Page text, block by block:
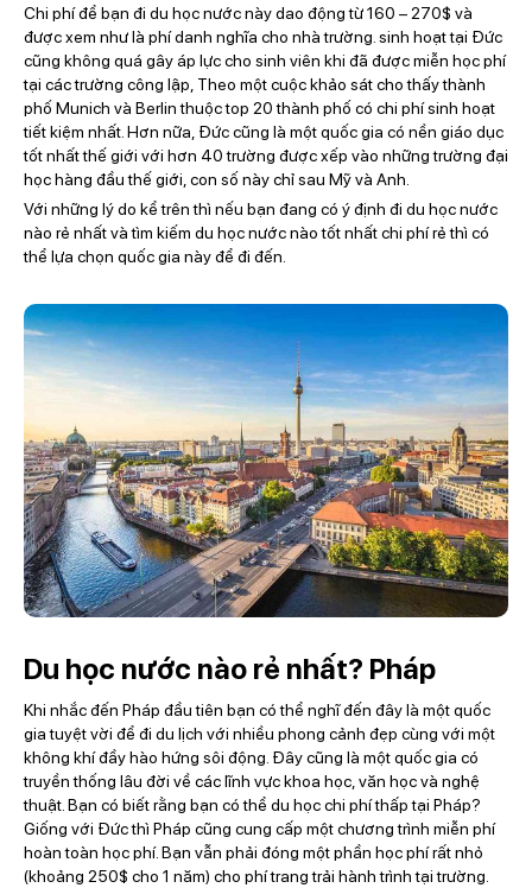
Chi phí để bạn đi du học nước này dao động từ 160 – 270$ và
được xem như là phí danh nghĩa cho nhà trường. sinh hoạt tại Đức
cũng không quá gây áp lực cho sinh viên khi đã được miễn học phí
tại các trường công lập, Theo một cuộc khảo sát cho thấy thành
phố Munich và Berlin thuộc top 20 thành phố có chi phí sinh hoạt
tiết kiệm nhất. Hơn nữa, Đức cũng là một quốc gia có nền giáo dục
tốt nhất thế giới với hơn 40 trường được xếp vào những trường đại
học hàng đầu thế giới, con số này chỉ sau Mỹ và Anh.
Với những lý do kể trên thì nếu bạn đang có ý định đi du học nước
nào rẻ nhất và tìm kiếm du học nước nào tốt nhất chi phí rẻ thì có
thể lựa chọn quốc gia này để đi đến.
Du học nước nào rẻ nhất? Pháp
Khi nhắc đến Pháp đầu tiên bạn có thể nghĩ đến đây là một quốc
gia tuyệt vời để đi du lịch với nhiều phong cảnh đẹp cùng với một
không khí đầy hào hứng sôi động. Đây cũng là một quốc gia có
truyền thống lâu đời về các lĩnh vực khoa học, văn học và nghệ
thuật. Bạn có biết rằng bạn có thể du học chi phí thấp tại Pháp?
Giống với Đức thì Pháp cũng cung cấp một chương trình miễn phí
hoàn toàn học phí. Bạn vẫn phải đóng một phần học phí rất nhỏ
(khoảng 250$ cho 1 năm) cho phí trang trải hành trình tại trường.